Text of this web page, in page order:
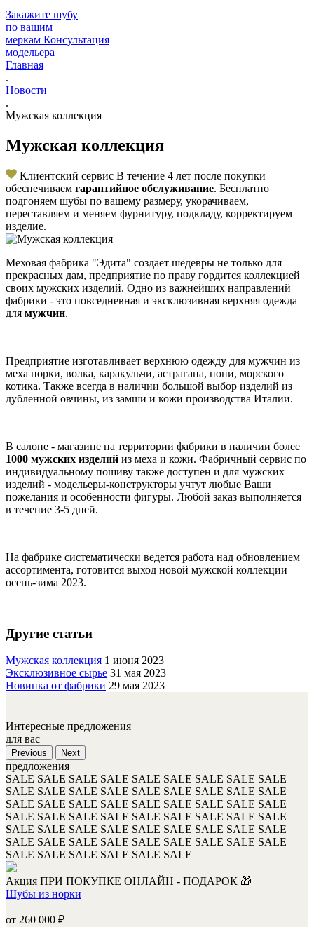
Закажите шубу
по вашим
меркам Консультация
модельера
Главная
.
Новости
.
Мужская коллекция
Мужская коллекция
Клиентский сервис В течение 4 лет после покупки
обеспечиваем гарантийное обслуживание. Бесплатно
подгоняем шубы по вашему размеру, укорачиваем,
переставляем и меняем фурнитуру, подкладу, корректируем
изделие.
Меховая фабрика "Эдита" создает шедевры не только для
прекрасных дам, предприятие по праву гордится коллекцией
своих мужских изделий. Одно из важнейших направлений
фабрики - это повседневная и эксклюзивная верхняя одежда
для мужчин.
Предприятие изготавливает верхнюю одежду для мужчин из
меха норки, волка, каракульчи, астрагана, пони, морского
котика. Также всегда в наличии большой выбор изделий из
дубленной овчины, из замши и кожи производства Италии.
В салоне - магазине на территории фабрики в наличии более
1000 мужских изделий из меха и кожи. Фабричный сервис по
индивидуальному пошиву также доступен и для мужских
изделий - модельеры-конструкторы учтут любые Ваши
пожелания и особенности фигуры. Любой заказ выполняется
в течение 3-5 дней.
На фабрике систематически ведется работа над обновлением
ассортимента, готовится выход новой мужской коллекции
осень-зима 2023.
Другие статьи
Мужская коллекция 1 июня 2023
Эксклюзивное сырье 31 мая 2023
Новинка от фабрики 29 мая 2023
Интересные предложения
для вас
Previous Next
предложения
SALE SALE SALE SALE SALE SALE SALE SALE SALE
SALE SALE SALE SALE SALE SALE SALE SALE SALE
SALE SALE SALE SALE SALE SALE SALE SALE SALE
SALE SALE SALE SALE SALE SALE SALE SALE SALE
SALE SALE SALE SALE SALE SALE SALE SALE SALE
SALE SALE SALE SALE SALE SALE SALE SALE SALE
SALE SALE SALE SALE SALE SALE
Акция ПРИ ПОКУПКЕ ОНЛАЙН - ПОДАРОК 🎁
Шубы из норки
от 260 000 ₽